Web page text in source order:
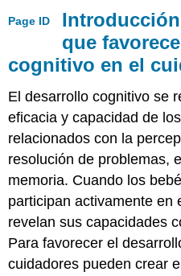
Page ID
que
cognitivo en el
El desarrollo cognitivo se
eficacia y capacidad de
relacionados con la
resolución de problemas,
memoria. Cuando los
participan activamente en
revelan sus capacidades
Para favorecer el
cuidadores pueden crear